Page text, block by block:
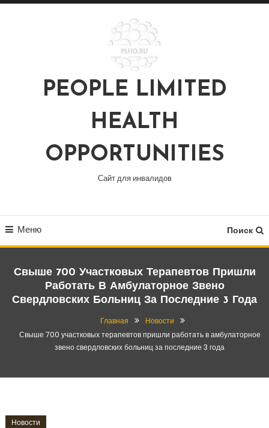
Перейти
PEOPLE LIMITED
HEALTH
OPPORTUNITIES
Сайт для инвалидов
Меню Поиск
Свыше 700 Участковых Терапевтов Пришли
Работать В Амбулаторное Звено
Свердловских Больниц За Последние 3 Года
Главная
Новости
Свыше 700 участковых терапевтов пришли работать в амбулаторное
звено свердловских больниц за последние 3 года
Новости